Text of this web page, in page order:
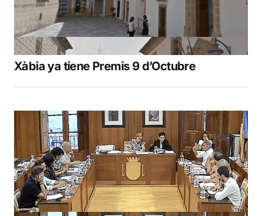
Xàbia ya tiene Premis 9 d’Octubre